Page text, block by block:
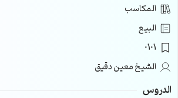
المكاسب
البيع
0101
الشيخ معين دقيق
الدروس